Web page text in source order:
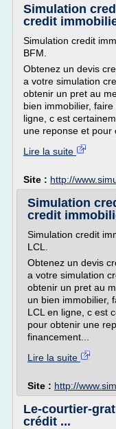
Simulation
credit
Simulation credit
BFM.
Obtenez un devis
a votre simulation
obtenir un pret au
bien immobilier,
ligne, c est
une reponse et pour
Lire la suite
Site : http://
Simulation
credit
Simulation credit
LCL.
Obtenez un devis
a votre simulation
obtenir un pret au
un bien immobilier,
LCL en ligne, c est
pour obtenir une
financement...
Lire la suite
Site : http://
Le-courtier-
crédit ...